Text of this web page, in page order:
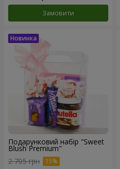
Замовити
Подарунковий набір "Sweet
Blush Premium"
2 705 грн